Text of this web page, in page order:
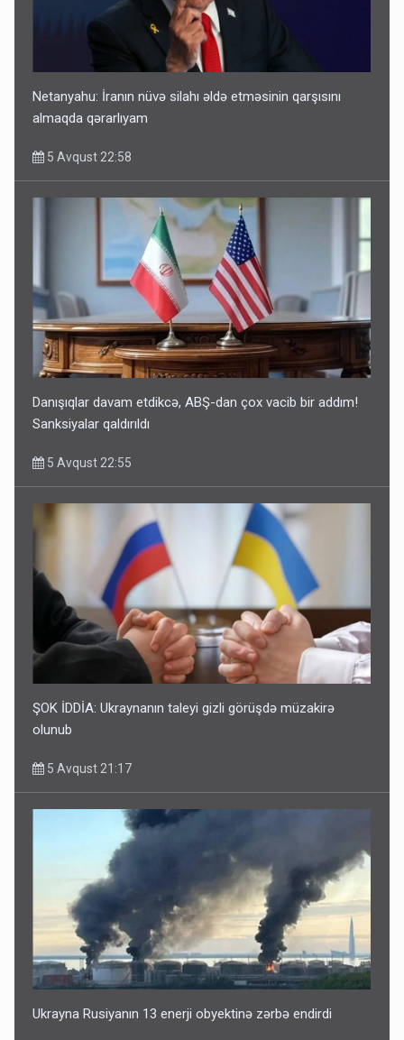
Netanyahu: İranın nüvə silahı əldə etməsinin qarşısını
almaqda qərarlıyam
5 Avqust 22:58
Danışıqlar davam etdikcə, ABŞ-dan çox vacib bir addım!
Sanksiyalar qaldırıldı
5 Avqust 22:55
ŞOK İDDİA: Ukraynanın taleyi gizli görüşdə müzakirə
olunub
5 Avqust 21:17
Ukrayna Rusiyanın 13 enerji obyektinə zərbə endirdi